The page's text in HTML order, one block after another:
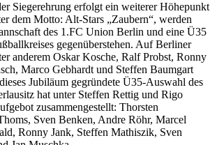
Siegerehrung erfolgt ein weiterer Höhepunkt
dem Motto: Alt-Stars „Zaubern“, werden
des 1.FC Union Berlin und eine Ü35
gegenüberstehen. Auf Berliner
anderem Oskar Kosche, Ralf Probst, Ronny
Marco Gebhardt und Steffen Baumgart
Jubiläum gegründete Ü35-Auswahl des
hat unter Steffen Rettig und Rigo
zusammengestellt: Thorsten
Sven Benken, Andre Röhr, Marcel
Ronny Jank, Steffen Mathiszik, Sven